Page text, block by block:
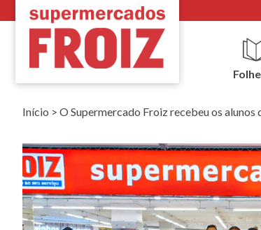
Início > O Supermercado Froiz recebeu os